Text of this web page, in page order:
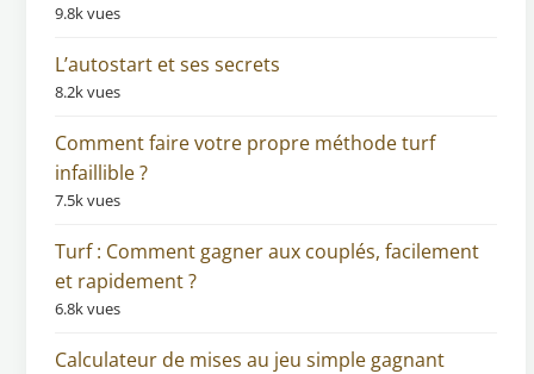
9.8k vues
L’autostart et ses secrets
8.2k vues
Comment faire votre propre méthode turf
infaillible ?
7.5k vues
Turf : Comment gagner aux couplés, facilement
et rapidement ?
6.8k vues
Calculateur de mises au jeu simple gagnant